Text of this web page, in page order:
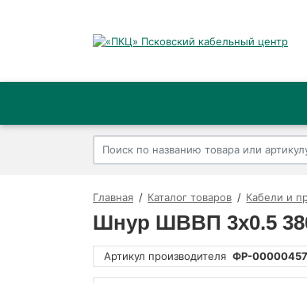
Главная Каталог товаров Кабели и
Шнур ШВВП 3х0.5
Артикул производителя ФР-00000457